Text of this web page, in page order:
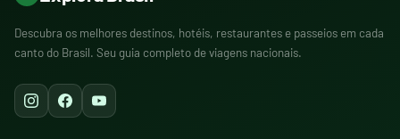
Descubra os melhores destinos, hotéis, restaurantes e passeios em cada
canto do Brasil. Seu guia completo de viagens nacionais.